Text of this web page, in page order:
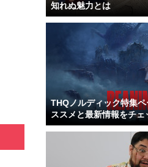
知れぬ魅力とは
THQノルディック特集
ススメと最新情報をチェ